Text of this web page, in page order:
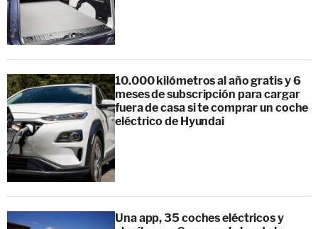
10.000 kilómetros al año gratis y 6
meses de subscripción para cargar
fuera de casa si te comprar un coche
eléctrico de Hyundai
Una app, 35 coches eléctricos y